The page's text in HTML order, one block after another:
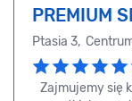
PREMIUM
Ptasia 3,
Zajmujemy się